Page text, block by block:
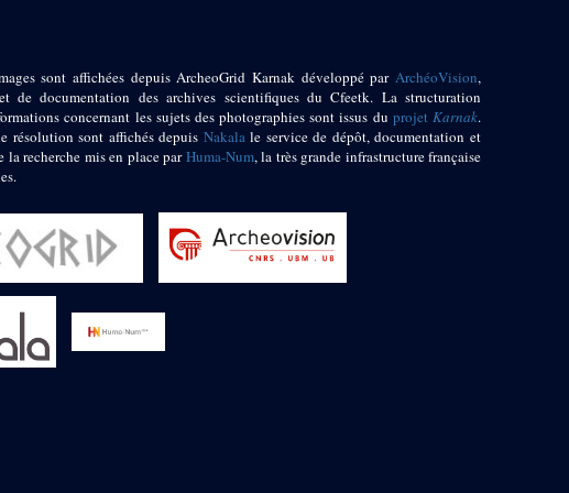
sont affichées depuis ArcheoGrid Karnak développé par ArchéoVision,
de documentation des archives scientifiques du Cfeetk. La structuration
concernant les sujets des photographies sont issus du projetKarnak.
résolution sont affichés depuis Nakalale service de dépôt, documentation et
la recherche mis en place parHuma-Num, la très grande infrastructure française